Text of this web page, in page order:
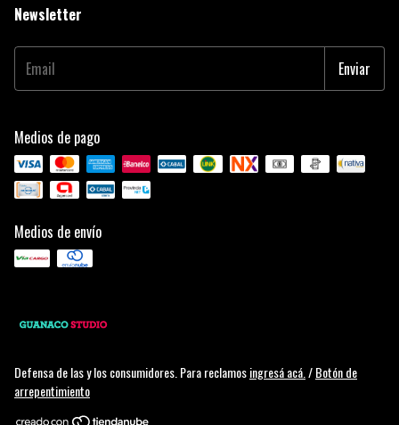
Newsletter
Medios de pago
Medios de envío
Defensa de las y los consumidores. Para reclamosingresá acá. /Botón de
arrepentimiento